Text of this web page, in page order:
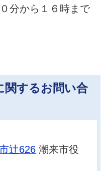
１６時まで
関するお問い合
辻626 潮来市役